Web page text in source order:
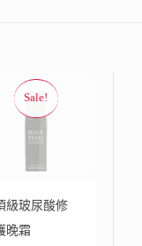
頂級玻尿酸修
晚霜